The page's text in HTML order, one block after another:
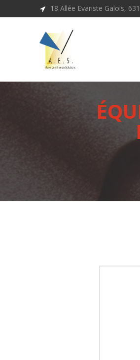
18 Allée Evariste Galois,